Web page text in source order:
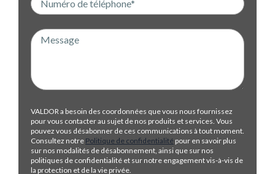
VALDOR a besoin des coordonnées que vous nous fournissez
pour vous contacter au sujet de nos produits et services. Vous
pouvez vous désabonner de ces communications à tout moment.
Consultez notre Politique de confidentialité pour en savoir plus
sur nos modalités de désabonnement, ainsi que sur nos
politiques de confidentialité et sur notre engagement vis-à-vis de
la protection et de la vie privée.